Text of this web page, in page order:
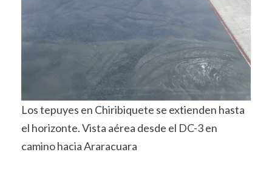
Los tepuyes en Chiribiquete se extienden hasta
el horizonte. Vista aérea desde el DC-3 en
camino hacia Araracuara